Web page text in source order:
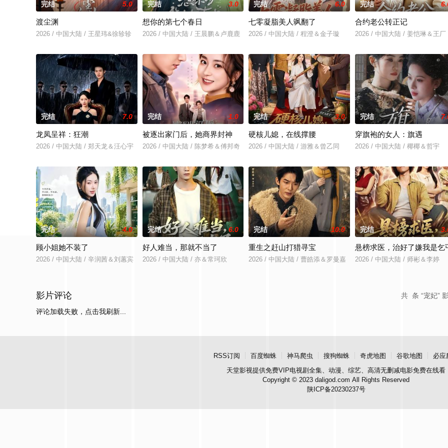
完结 5.0
渡尘渊
2026 / 中国大陆 / 王星玮&徐轸轸
完结 3.0
想你的第七个春日
2026 / 中国大陆 / 王晨鹏＆卢鹿鹿
完结 6.0
七零凝脂美人飒翻了
2026 / 中国大陆 / 程澄＆金子璇
完结
合约老公转正记
2026 / 中国大陆 / 姜恺琳＆王厂
完结 7.0
龙凤呈祥：狂潮
2026 / 中国大陆 / 郑天龙＆汪心宇
完结 1.0
被逐出家门后，她商界封神
2026 / 中国大陆 / 陈梦希＆傅邦奇
完结 3.0
硬核儿媳，在线撑腰
2026 / 中国大陆 / 游雅＆曾乙同
完结
穿旗袍的女人：旗遇
2026 / 中国大陆 / 椰椰＆哲宇
完结 4.0
顾小姐她不装了
2026 / 中国大陆 / 辛润茜＆刘蕙宾
完结 6.0
好人难当，那就不当了
2026 / 中国大陆 / 亦＆常珂欣
完结 10.0
重生之赶山打猎寻宝
2026 / 中国大陆 / 曹皓添＆罗曼嘉
完结
悬榜求医，治好了嫌我是乞
2026 / 中国大陆 / 师彬＆李婷
共 条 “宠妃”
影片评论
评论加载失败，点击我刷新...
RSS订阅 百度蜘蛛 神马爬虫 搜狗蜘蛛 奇虎地图 谷歌地图
必应
天堂影视提供免费VIP电视剧全集、动漫、综艺、高清无删减电影免费在线看
Copyright © 2023 daligod.com All Rights Reserved
陕ICP备20230237号